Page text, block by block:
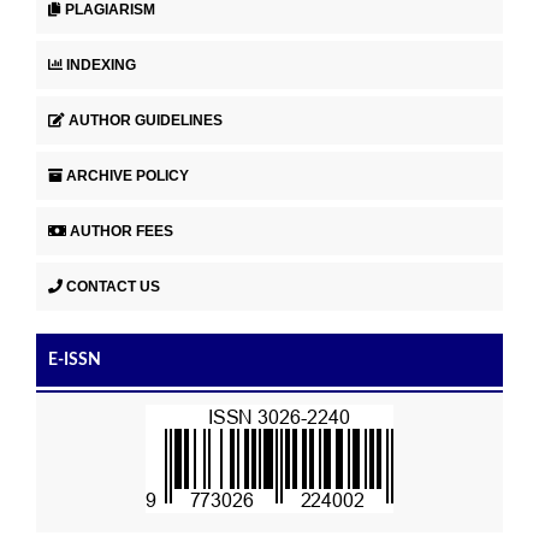
PLAGIARISM
INDEXING
AUTHOR GUIDELINES
ARCHIVE POLICY
AUTHOR FEES
CONTACT US
E-ISSN